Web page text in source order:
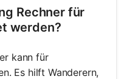
Rechner für
werden?
kann für
Es hilft Wanderern,